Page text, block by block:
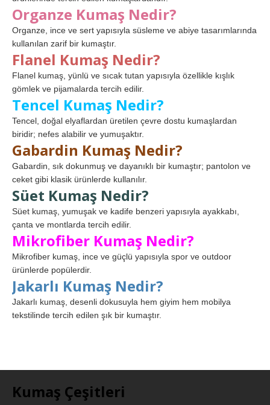
Organze Kumaş Nedir?
Organze, ince ve sert yapısıyla süsleme ve abiye tasarımlarında
kullanılan zarif bir kumaştır.
Flanel Kumaş Nedir?
Flanel kumaş, yünlü ve sıcak tutan yapısıyla özellikle kışlık
gömlek ve pijamalarda tercih edilir.
Tencel Kumaş Nedir?
Tencel, doğal elyaflardan üretilen çevre dostu kumaşlardan
biridir; nefes alabilir ve yumuşaktır.
Gabardin Kumaş Nedir?
Gabardin, sık dokunmuş ve dayanıklı bir kumaştır; pantolon ve
ceket gibi klasik ürünlerde kullanılır.
Süet Kumaş Nedir?
Süet kumaş, yumuşak ve kadife benzeri yapısıyla ayakkabı,
çanta ve montlarda tercih edilir.
Mikrofiber Kumaş Nedir?
Mikrofiber kumaş, ince ve güçlü yapısıyla spor ve outdoor
ürünlerde popülerdir.
Jakarlı Kumaş Nedir?
Jakarlı kumaş, desenli dokusuyla hem giyim hem mobilya
tekstilinde tercih edilen şık bir kumaştır.
Kumaş Çeşitleri